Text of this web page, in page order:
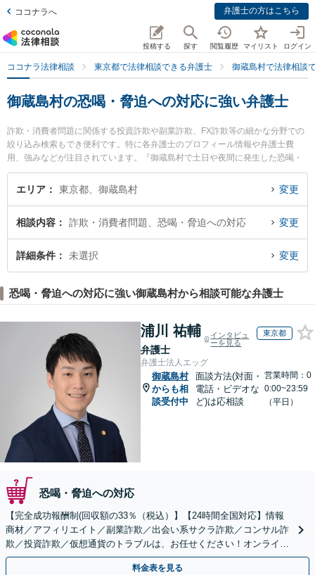
ココナラへ 弁護士の方はこちら
投稿する 探す 閲覧履歴 マイリスト ログイン
ココナラ法律相談 東京都で法律相談できる弁護士 御蔵島村で法律相談
御蔵島村の恐喝・脅迫への対応に強い弁護士
詐欺・消費者問題に関係する投資詐欺や副業詐欺、FX詐欺等の細かな分野での
絞り込み検索もでき便利です。特に各弁護士のプロフィール情報や弁護士費
用、強みなどが注目されています。『御蔵島村で土日や夜間に発生した恐喝・
脅迫への対応のトラブルを今すぐに弁護士に相談したい』『恐喝・脅迫への対
応のトラブル解決の実績豊富な近くの弁護士を検索したい』『初回相談無料で
エリア 東京都、御蔵島村 変更
相談内容 詐欺・消費者問題、恐喝・脅迫への対応 変更
詳細条件 未選択 変更
恐喝・脅迫への対応に強い御蔵島村から相談可能な弁護士
浦川 祐輔
弁護士
インタビュ
ーを見る
東京都
弁護士法人エッグ
御蔵島村
からも相
談受付中
面談方法(対面・
電話・ビデオな
ど)は応相談
営業時間：0
0:00~23:59
（平日）
恐喝・脅迫への対応
【完全成功報酬制(回収額の33％（税込）】【24時間全国対応】情報
商材／アフィリエイト／副業詐欺／出会い系サクラ詐欺／コンサル詐
欺／投資詐欺／仮想通貨のトラブルは、お任せください！オンライン
のみで解決も可能！
料金表を見る